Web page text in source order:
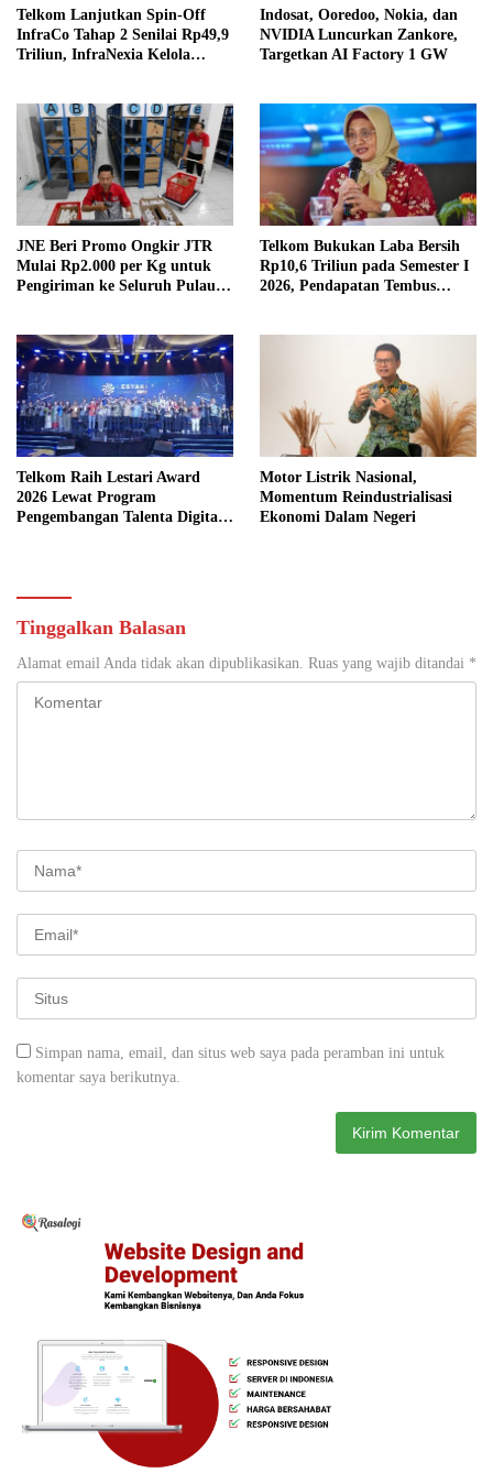
Telkom Lanjutkan Spin-Off
InfraCo Tahap 2 Senilai Rp49,9
Triliun, InfraNexia Kelola
Indosat, Ooredoo, Nokia, dan
NVIDIA Luncurkan Zankore,
Targetkan AI Factory 1 GW
JNE Beri Promo Ongkir JTR
Mulai Rp2.000 per Kg untuk
Pengiriman ke Seluruh Pulau
Telkom Bukukan Laba Bersih
Rp10,6 Triliun pada Semester I
2026, Pendapatan Tembus
Telkom Raih Lestari Award
2026 Lewat Program
Pengembangan Talenta Digital
Motor Listrik Nasional,
Momentum Reindustrialisasi
Ekonomi Dalam Negeri
Tinggalkan Balasan
Alamat email Anda tidak akan dipublikasikan. Ruas yang wajib ditandai *
Simpan nama, email, dan situs web saya pada peramban ini untuk
komentar saya berikutnya.